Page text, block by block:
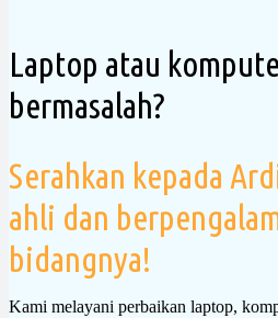
Laptop atau
bermasalah?
Serahkan kepada
ahli dan
bidangnya!
Kami melayani perbaikan laptop,